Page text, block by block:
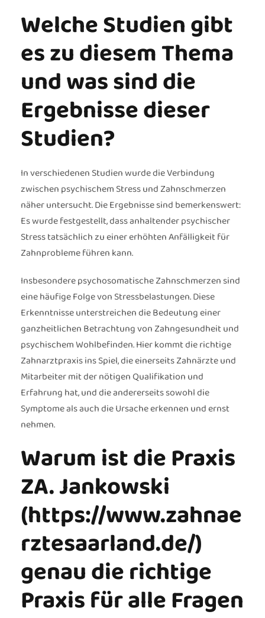
Welche Studien gibt
es zu diesem Thema
und was sind die
Ergebnisse dieser
Studien?
In verschiedenen Studien wurde die Verbindung
zwischen psychischem Stress und Zahnschmerzen
näher untersucht. Die Ergebnisse sind bemerkenswert:
Es wurde festgestellt, dass anhaltender psychischer
Stress tatsächlich zu einer erhöhten Anfälligkeit für
Zahnprobleme führen kann.
Insbesondere psychosomatische Zahnschmerzen sind
eine häufige Folge von Stressbelastungen. Diese
Erkenntnisse unterstreichen die Bedeutung einer
ganzheitlichen Betrachtung von Zahngesundheit und
psychischem Wohlbefinden. Hier kommt die richtige
Zahnarztpraxis ins Spiel, die einerseits Zahnärzte und
Mitarbeiter mit der nötigen Qualifikation und
Erfahrung hat, und die andererseits sowohl die
Symptome als auch die Ursache erkennen und ernst
nehmen.
Warum ist die Praxis
ZA. Jankowski
(https://www.zahnae
rztesaarland.de/)
genau die richtige
Praxis für alle Fragen